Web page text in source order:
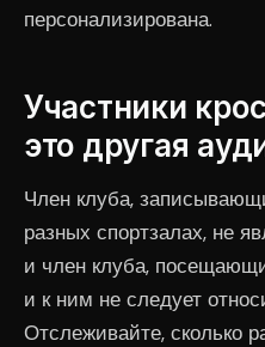
персонализирована.
Участники
это другая
Член клуба,
разных спортзалах, не
и член клуба,
и к ним не следует
Отслеживайте, сколько